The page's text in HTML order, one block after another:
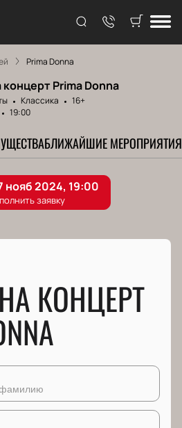
Prima Donna
Prima Donna
Классика
16+
19:00
БЛИЖАЙШИЕ МЕРОПРИЯТИЯ
КОНЦЕРТ